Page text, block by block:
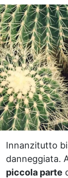
Innanzitutto
danneggiata.
piccola parte